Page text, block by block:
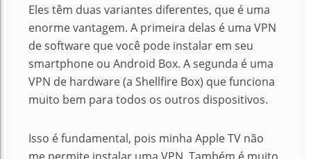
Eles têm duas variantes diferentes, que é uma
enorme vantagem. A primeira delas é uma VPN
de software que você pode instalar em seu
smartphone ou Android Box. Asegunda é uma
VPN de hardware (a Shellfire Box) que funciona
muito bem para todos os outros dispositivos.
Isso é fundamental, pois minha Apple TV não
me permite instalar uma VPN. Também é muito